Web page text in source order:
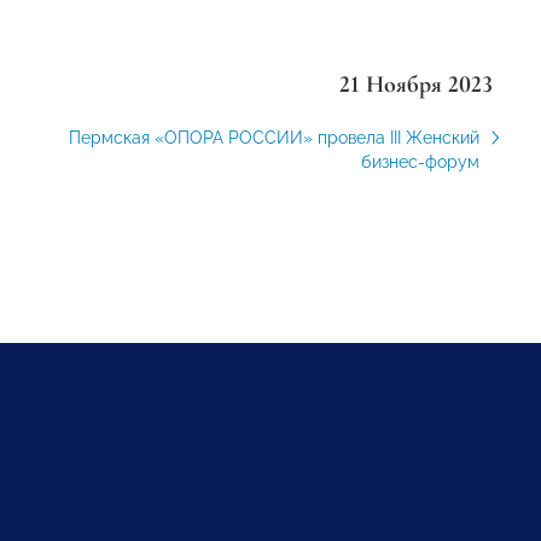
21 Ноября 2023
Пермская «ОПОРА РОССИИ» провела III Женский
бизнес-форум